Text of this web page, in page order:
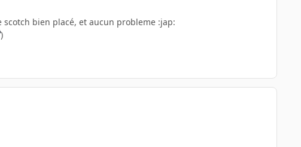
bien placé, et aucun probleme :jap:
)